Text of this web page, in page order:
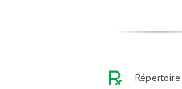
Répertoire